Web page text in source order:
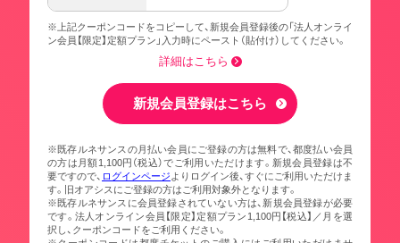
※上記クーポンコードをコピーして、新規会員登録後の「法人オンライ
ン会員【限定】定額プラン」入力時にペースト（貼付け）してください。
詳細はこちら
新規会員登録はこちら
※既存ルネサンスの月払い会員にご登録の方は無料で、都度払い会員
の方は月額1,100円（税込）でご利用いただけます。新規会員登録は不
要ですので、 ログインページ よりログイン後、すぐにご利用いただけま
す。旧オアシスにご登録の方はご利用対象外となります。
※既存ルネサンスに会員登録されていない方は、新規会員登録が必要
です。法人オンライン会員【限定】定額プラン1,100円【税込】／月を選
択し、クーポンコードをご利用ください。